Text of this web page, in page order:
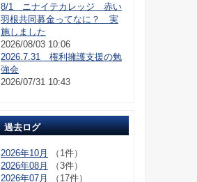
8/1 ニナイテカレッジ 赤い
羽根共同募金ってなに？ 実
施しました
2026/08/03 10:06
2026.7.31 権利擁護支援の勉
強会
2026/07/31 10:43
過去ログ
2026年10月
（1件）
2026年08月
（3件）
2026年07月
（17件）